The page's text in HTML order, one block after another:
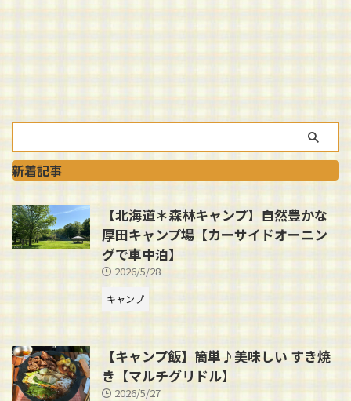
新着記事
【北海道＊森林キャンプ】自然豊かな
厚田キャンプ場【カーサイドオーニン
グで車中泊】
2026/5/28
キャンプ
【キャンプ飯】簡単♪美味しい すき焼
き【マルチグリドル】
2026/5/27